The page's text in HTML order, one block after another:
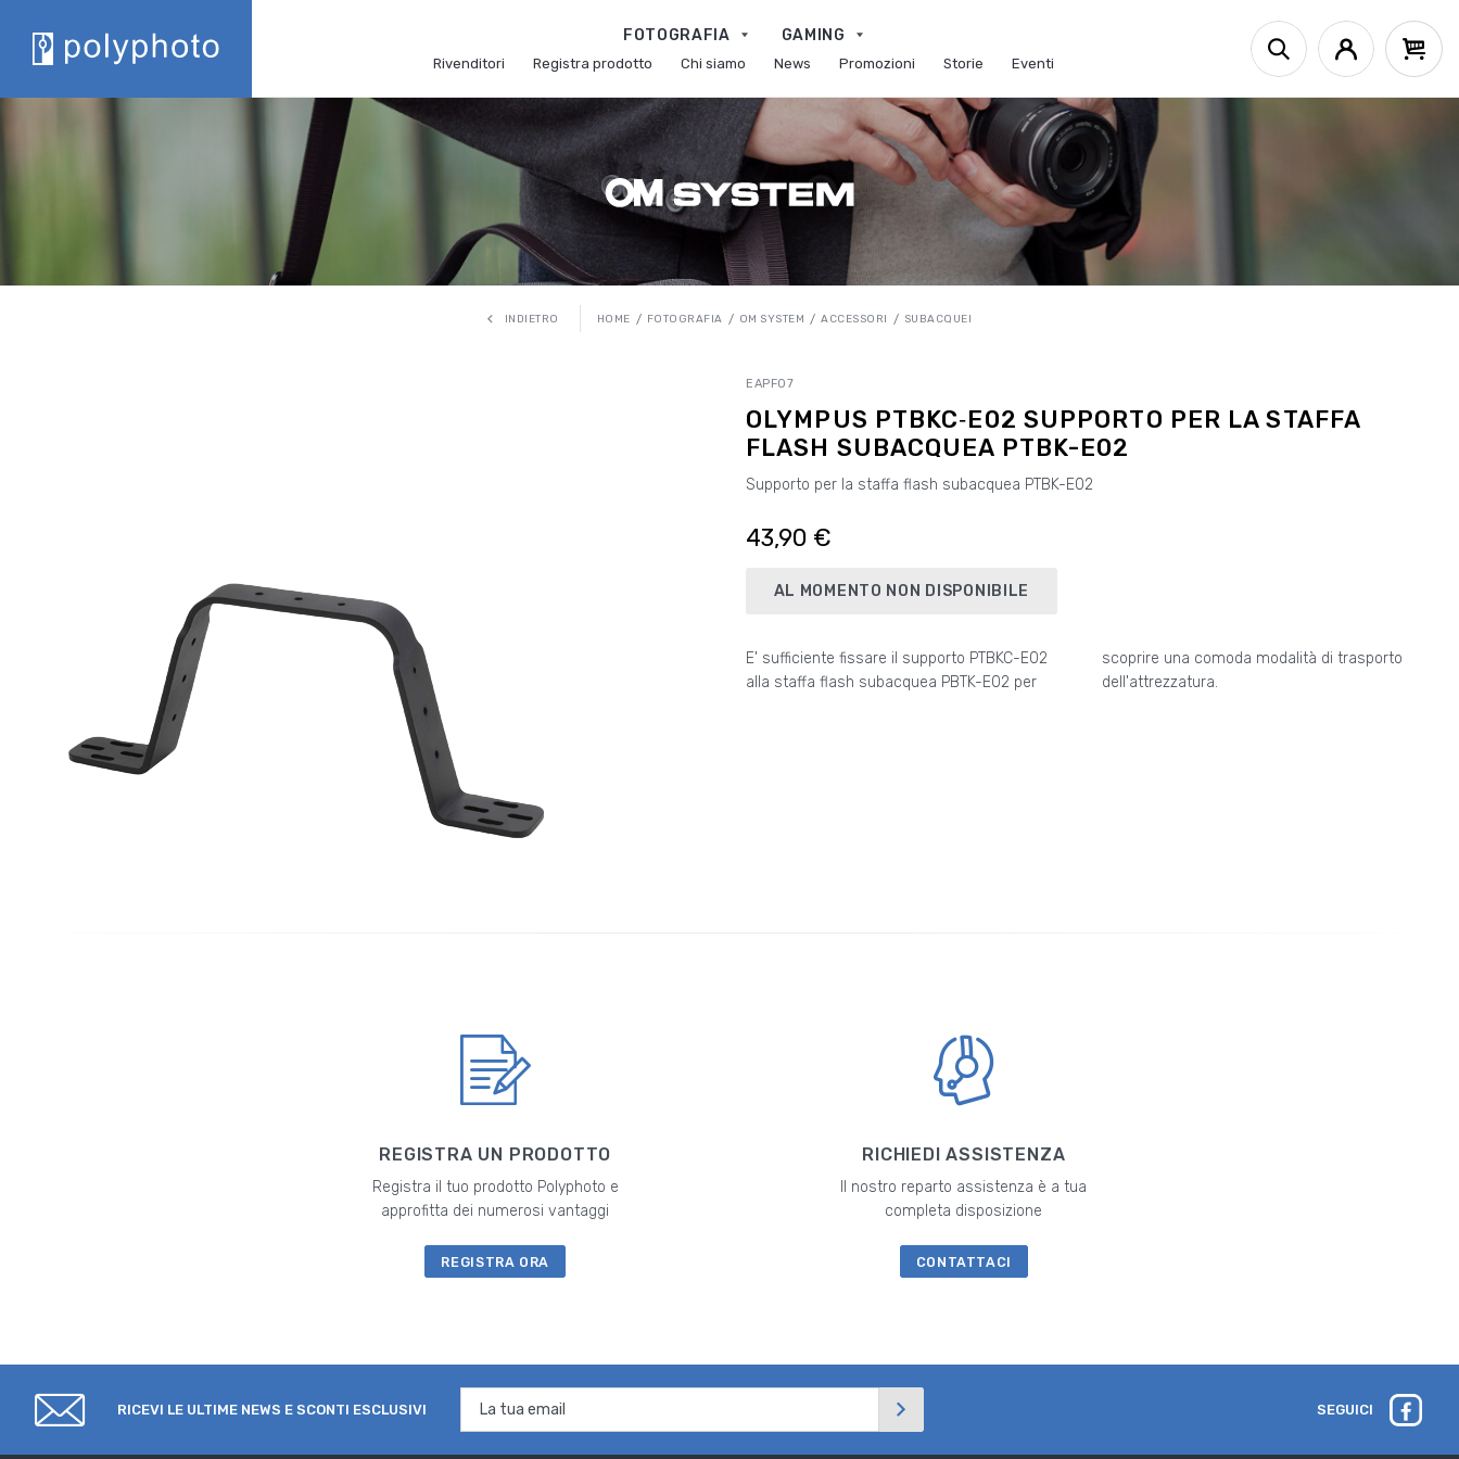
FOTOGRAFIA GAMING
Rivenditori Registra prodotto Chi siamo News Promozioni Storie Eventi
INDIETRO HOME FOTOGRAFIA OM SYSTEM ACCESSORI SUBACQUEI
EAPF07
OLYMPUS PTBKC‑E02 SUPPORTO PER LA STAFFA
FLASH SUBACQUEA PTBK-E02
Supporto per la staffa flash subacquea PTBK-E02
43,90 €
AL MOMENTO NON DISPONIBILE
E' sufficiente fissare il supporto PTBKC-E02
alla staffa flash subacquea PBTK-E02 per
scoprire una comoda modalità di trasporto
dell'attrezzatura.
REGISTRA UN PRODOTTO
Registra il tuo prodotto Polyphoto e
approfitta dei numerosi vantaggi
REGISTRA ORA
RICHIEDI ASSISTENZA
Il nostro reparto assistenza è a tua
completa disposizione
CONTATTACI
RICEVI LE ULTIME NEWS E SCONTI ESCLUSIVI SEGUICI